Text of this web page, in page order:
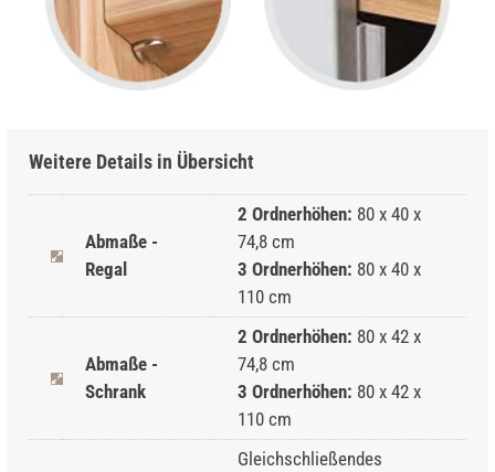
Weitere Details in Übersicht
Abmaße -
Regal
2 Ordnerhöhen: 80 x 40 x
74,8 cm
3 Ordnerhöhen: 80 x 40 x
110 cm
Abmaße -
Schrank
2 Ordnerhöhen: 80 x 42 x
74,8 cm
3 Ordnerhöhen: 80 x 42 x
110 cm
Gleichschließendes